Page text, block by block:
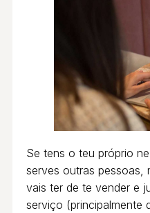
Se tens o teu próprio
serves outras pessoas,
vais ter de te vender e
serviço (principalmente